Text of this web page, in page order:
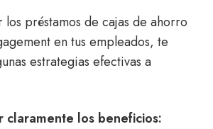
los préstamos de cajas de ahorro
en tus empleados, te
estrategias efectivas a
claramente los beneficios: